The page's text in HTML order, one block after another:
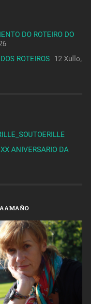
DO ROTEIRO DO
ROTEIROS 12 Xullo,
ANIVERSARIO DA